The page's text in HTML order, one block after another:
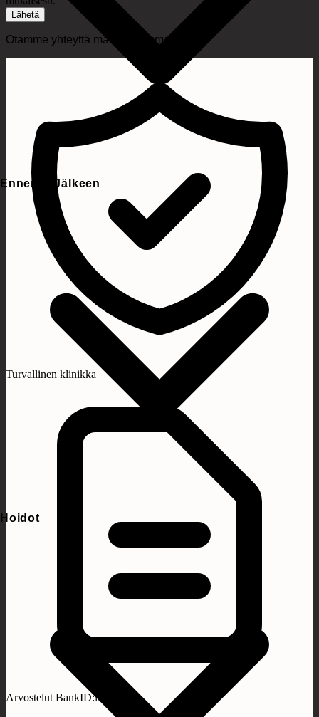
Ennen & Jälkeen
Hoidot
Lähetä
Otamme yhteyttä mahdollisimman pian.
Turvallinen klinikka
Arvostelut BankID:llä